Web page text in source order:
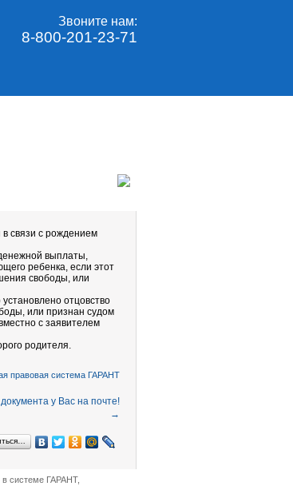
Звоните нам:
8-800-201-23-71
связи с рождением
выплаты,
ребенка, если этот
свободы, или
отцовство
или признан судом
с заявителем
родителя.
правовая система ГАРАНТ
→
в системе ГАРАНТ,